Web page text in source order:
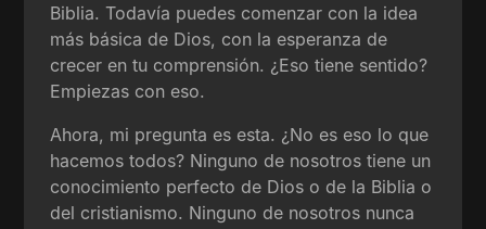
Biblia. Todavía puedes comenzar con la idea
más básica de Dios, con la esperanza de
crecer en tu comprensión. ¿Eso tiene sentido?
Empiezas con eso.
Ahora, mi pregunta es esta. ¿No es eso lo que
hacemos todos? Ninguno de nosotros tiene un
conocimiento perfecto de Dios o de la Biblia o
del cristianismo. Ninguno de nosotros nunca